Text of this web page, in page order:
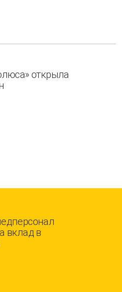
открыла
вклад в